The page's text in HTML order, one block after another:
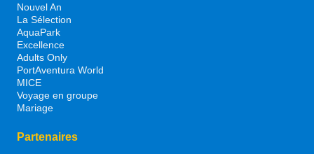
Nouvel An
La Sélection
AquaPark
Excellence
Adults Only
PortAventura World
MICE
Voyage en groupe
Mariage
Partenaires